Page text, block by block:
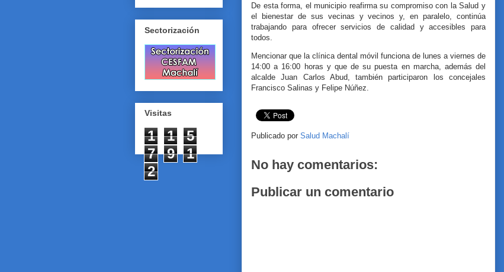
De esta forma, el municipio reafirma su compromiso con la Salud y
el bienestar de sus vecinas y vecinos y, en paralelo, continúa
trabajando para ofrecer servicios de calidad y accesibles para
todos.
Mencionar que la clínica dental móvil funciona de lunes a viernes de
14:00 a 16:00 horas y que de su puesta en marcha, además del
alcalde Juan Carlos Abud, también participaron los concejales
Francisco Salinas y Felipe Núñez.
Publicado por Salud Machalí
No hay comentarios:
Publicar un comentario
Sectorización
Visitas
1 1
5
7
9
1
2